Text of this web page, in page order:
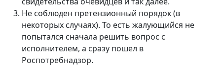
Не соблюден претензионный порядок (в
некоторых случаях). То есть жалующийся не
попытался сначала решить вопрос с
исполнителем, а сразу пошел в
Роспотребнадзор.